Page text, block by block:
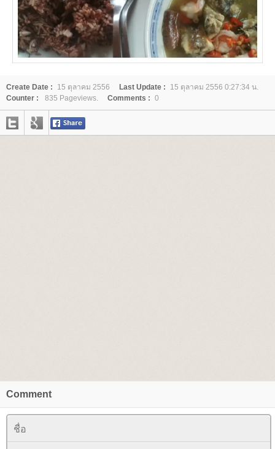
Create Date : 15 ตุลาคม 2556 Last Update :
15 ตุลาคม 2556 0:27:34 น.
Counter :
835 Pageviews. Comments : 0
Comment